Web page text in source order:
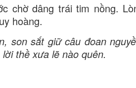
chờ dâng trái tim nồng.
hoàng.
son sắt giữ câu đoan
thề xưa lẽ nào quên.